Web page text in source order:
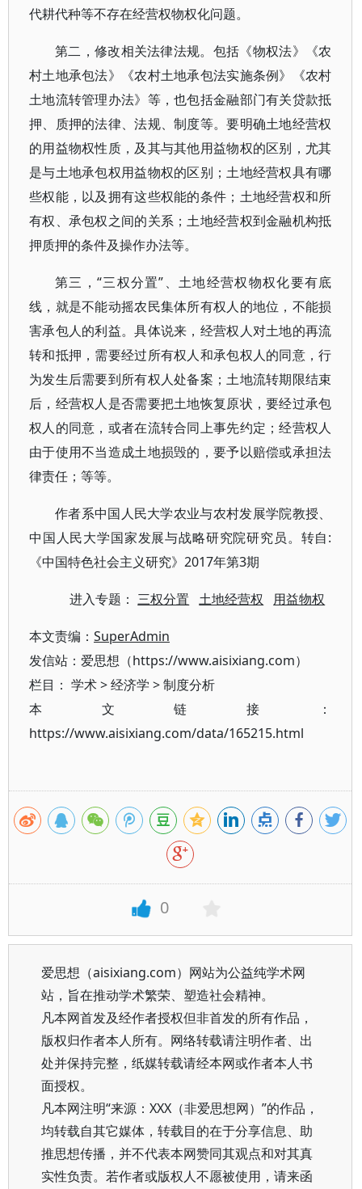
代耕代种等不存在经营权物权化问题。
第二，修改相关法律法规。包括《物权法》《农
村土地承包法》《农村土地承包法实施条例》《农村
土地流转管理办法》等，也包括金融部门有关贷款抵
押、质押的法律、法规、制度等。要明确土地经营权
的用益物权性质，及其与其他用益物权的区别，尤其
是与土地承包权用益物权的区别；土地经营权具有哪
些权能，以及拥有这些权能的条件；土地经营权和所
有权、承包权之间的关系；土地经营权到金融机构抵
押质押的条件及操作办法等。
第三，“三权分置”、土地经营权物权化要有底
线，就是不能动摇农民集体所有权人的地位，不能损
害承包人的利益。具体说来，经营权人对土地的再流
转和抵押，需要经过所有权人和承包权人的同意，行
为发生后需要到所有权人处备案；土地流转期限结束
后，经营权人是否需要把土地恢复原状，要经过承包
权人的同意，或者在流转合同上事先约定；经营权人
由于使用不当造成土地损毁的，要予以赔偿或承担法
律责任；等等。
作者系中国人民大学农业与农村发展学院教授、
中国人民大学国家发展与战略研究院研究员。转自:
《中国特色社会主义研究》2017年第3期
进入专题：三权分置 土地经营权 用益物权
本文责编： SuperAdmin
发信站：爱思想（https://www.aisixiang.com）
栏目： 学术>经济学 >制度分析
本文链接：
https://www.aisixiang.com/data/165215.html
0
爱思想（aisixiang.com）网站为公益纯学术网
站，旨在推动学术繁荣、塑造社会精神。
凡本网首发及经作者授权但非首发的所有作品，
版权归作者本人所有。网络转载请注明作者、出
处并保持完整，纸媒转载请经本网或作者本人书
面授权。
凡本网注明“来源：XXX（非爱思想网）”的作品，
均转载自其它媒体，转载目的在于分享信息、助
推思想传播，并不代表本网赞同其观点和对其真
实性负责。若作者或版权人不愿被使用，请来函